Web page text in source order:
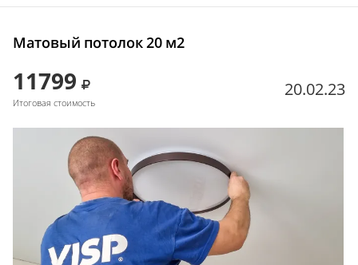
Матовый потолок 20 м2
11799
Итоговая стоимость
20.02.23